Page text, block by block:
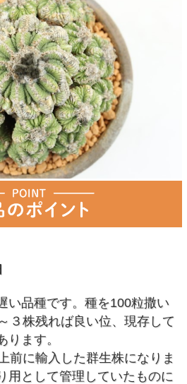
い品種です。種を100粒撒い
３株残れば良い位、現存して
ります。
前に輸入した群生株になりま
用として管理していたものに